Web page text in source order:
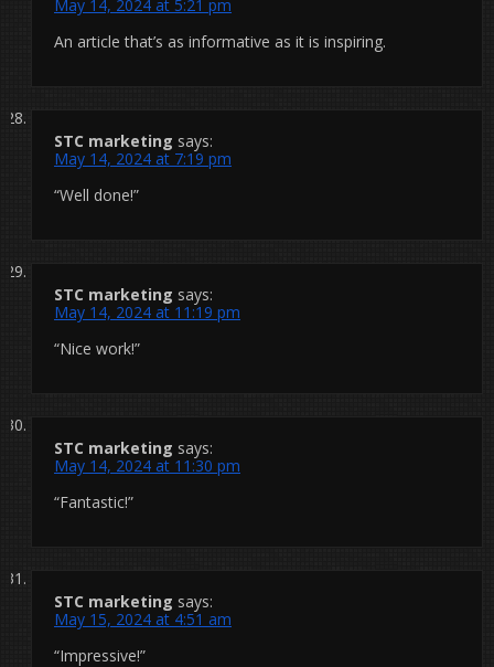
May 14, 2024 at 5:21 pm
An article that’s as informative as it is inspiring.
STC marketing says:
May 14, 2024 at 7:19 pm
“Well done!”
STC marketing says:
May 14, 2024 at 11:19 pm
“Nice work!”
STC marketing says:
May 14, 2024 at 11:30 pm
“Fantastic!”
STC marketing says:
May 15, 2024 at 4:51 am
“Impressive!”